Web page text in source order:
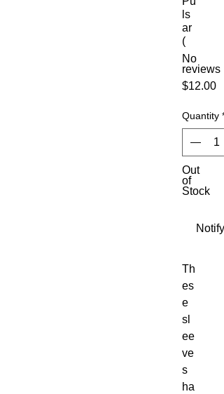
ls
ar
(
No
reviews
$12.00
Quantity *
Out
of
Stock
Th
es
e
sl
ee
ve
s
ha